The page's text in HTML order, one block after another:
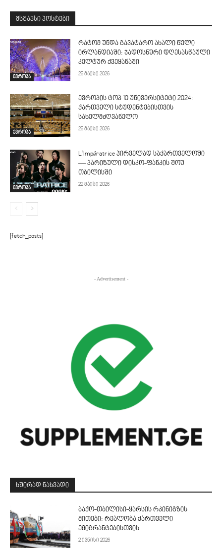
მსგავსი პოსტები
ევროპა
რატომ უნდა გავატარო ახალი წელი
ირლანდიაში: ჯადოსნური დღესასწაული
კელტურ ქვეყანაში
25 მაისი 2026
ევროპა
ევროპის ტოპ 10 უნივერსიტეტი 2024:
ქართველი სტუდენტებისთვის
სახელმძღვანელო
25 მაისი 2026
ევროპა
L’Impératrice პირველად საქართველოში
— პარიზული დისკო-ფანკის შოუ
თბილისში
22 მაისი 2026
[fetch_posts]
- Advertisement -
ᲮᲨᲘᲠᲐᲓ ᲜᲐᲮᲕᲐᲓᲘ
ბაქო-თბილისი-ყარსის რკინიგზის
მითები: რეალობა ქართველი
ემიგრანტებისთვის
2 ივნისი 2026